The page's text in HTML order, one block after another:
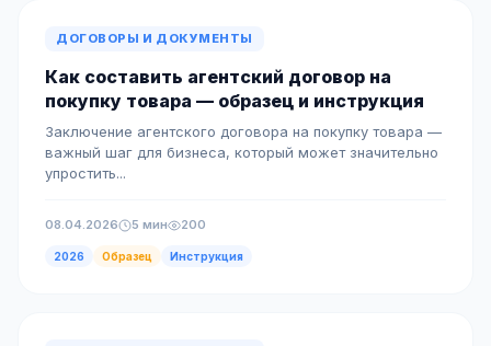
ДОГОВОРЫ И ДОКУМЕНТЫ
Как составить агентский договор на
покупку товара — образец и инструкция
Заключение агентского договора на покупку товара —
важный шаг для бизнеса, который может значительно
упростить...
08.04.2026 5 мин 200
2026 Образец Инструкция